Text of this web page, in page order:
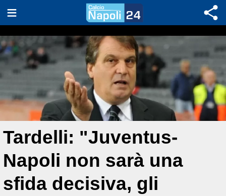
Tardelli: "Juventus-
Napoli non sarà una
sfida decisiva, gli